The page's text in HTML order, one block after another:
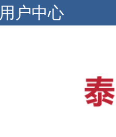
用户中心